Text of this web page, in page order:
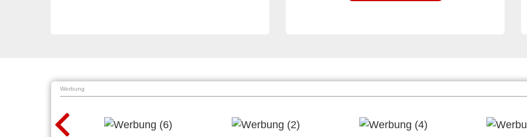
Werbung